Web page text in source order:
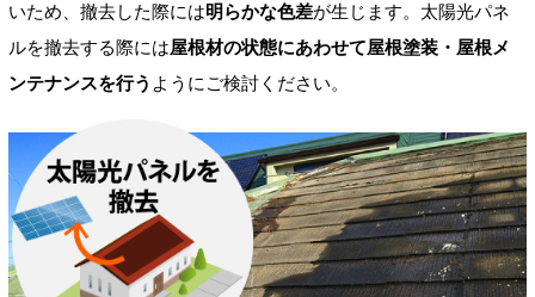
いため、撤去した際には明らかな色差が生じます。太陽光パネ
ルを撤去する際には屋根材の状態にあわせて屋根塗装・屋根メ
ンテナンスを行う ようにご検討ください。